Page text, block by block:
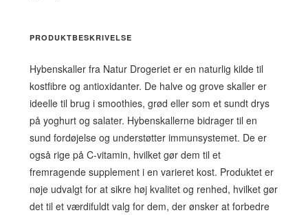
PRODUKTBESKRIVELSE
Hybenskaller fra Natur Drogeriet er en naturlig kilde til
kostfibre og antioxidanter. De halve og grove skaller er
ideelle til brug i smoothies, grød eller som et sundt drys
på yoghurt og salater. Hybenskallerne bidrager til en
sund fordøjelse og understøtter immunsystemet. De er
også rige på C-vitamin, hvilket gør dem til et
fremragende supplement i en varieret kost. Produktet er
nøje udvalgt for at sikre høj kvalitet og renhed, hvilket gør
det til et værdifuldt valg for dem, der ønsker at forbedre